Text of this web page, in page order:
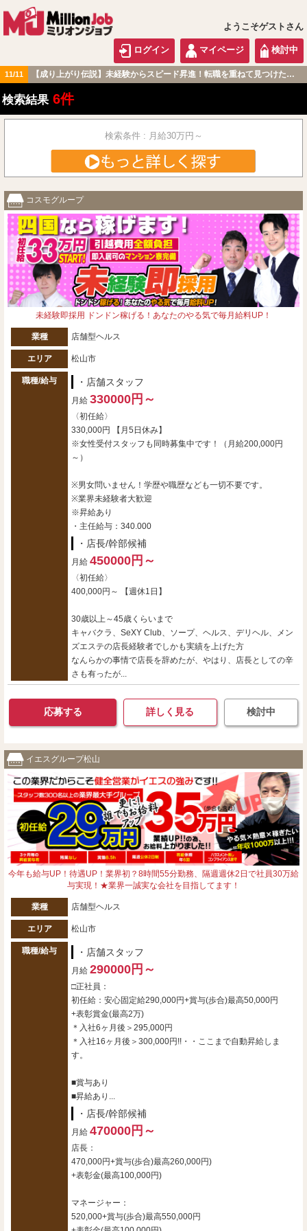
ようこそゲストさん
ログイン マイページ 検討中
11/11 【成り上がり伝説】未経験からスピード昇進！転職を重ねて見つけた『本当に働きやすい職場』とは？
中国・四国版
検索結果 6件
検索条件 : 月給30万円～
コスモグループ
未経験即採用 ドンドン稼げる！あなたのやる気で毎月給料UP！
業種 店舗型ヘルス
エリア 松山市
職種/給与 ・店舗スタッフ
月給 330000円～
〈初任給〉
330,000円 【月5日休み】
※女性受付スタッフも同時募集中です！（月給200,000円
～）
※男女問いません！学歴や職歴なども一切不要です。
※業界未経験者大歓迎
※昇給あり
・主任給与：340.000
・店長/幹部候補
月給 450000円～
〈初任給〉
400,000円～ 【週休1日】
30歳以上～45歳くらいまで
キャバクラ、SeXY Club、ソープ、ヘルス、デリヘル、メン
ズエステの店長経験者でしかも実績を上げた方
なんらかの事情で店長を辞めたが、やはり、店長としての辛
さも有ったが...
応募する 詳しく見る 検討中
イエスグループ松山
今年も給与UP！待遇UP！業界初？8時間55分勤務、隔週週休2日で社員30万給
与実現！★業界一誠実な会社を目指してます！
業種 店舗型ヘルス
エリア 松山市
職種/給与 ・店舗スタッフ
月給 290000円～
□正社員：
初任給：安心固定給290,000円+賞与(歩合)最高50,000円
+表彰賞金(最高2万)
＊入社6ヶ月後＞295,000円
＊入社16ヶ月後＞300,000円!!・・ここまで自動昇給しま
す。
■賞与あり
■昇給あり...
・店長/幹部候補
月給 470000円～
店長：
470,000円+賞与(歩合)最高260,000円)
+表彰金(最高100,000円)
マネージャー：
520,000+賞与(歩合)最高550,000円